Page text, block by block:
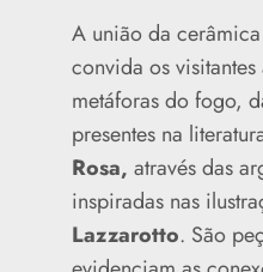
A união da
convida os
metáforas do fogo,
presentes na
Rosa, através das
inspiradas nas
Lazzarotto. São